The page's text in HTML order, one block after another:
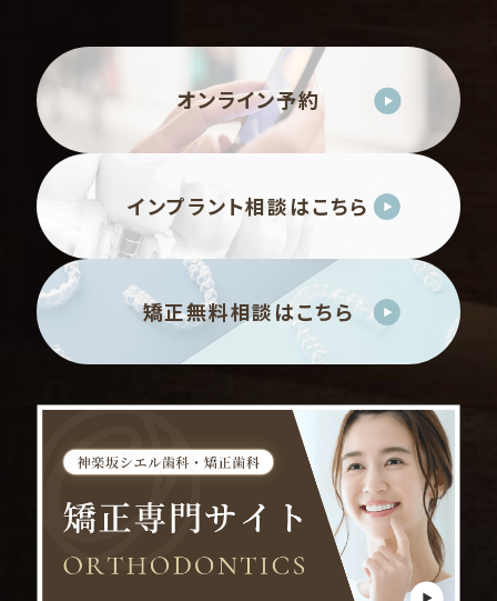
オンライン予約
インプラント相談はこちら
矯正無料相談はこちら